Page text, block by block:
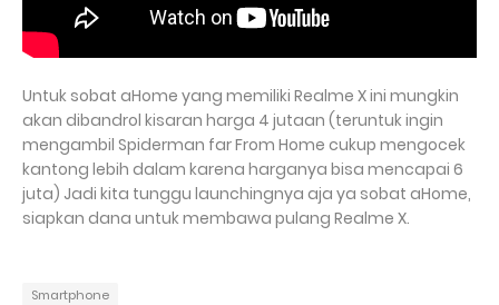
Untuk sobat aHome yang memiliki Realme X ini mungkin
akan dibandrol kisaran harga 4 jutaan (teruntuk ingin
mengambil Spiderman far From Home cukup mengocek
kantong lebih dalam karena harganya bisa mencapai 6
juta) Jadi kita tunggu launchingnya aja ya sobat aHome,
siapkan dana untuk membawa pulang Realme X.
Smartphone